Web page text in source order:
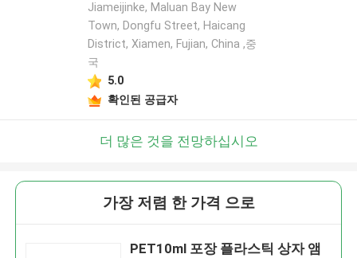
Jiameijinke, Maluan Bay New
Town, Dongfu Street, Haicang
District, Xiamen, Fujian, China ,중
국
5.0
확인된 공급자
더 많은 것을 전망하십시오
가장 저렴 한 가격 으로
PET10ml 포장 플라스틱 상자 앰